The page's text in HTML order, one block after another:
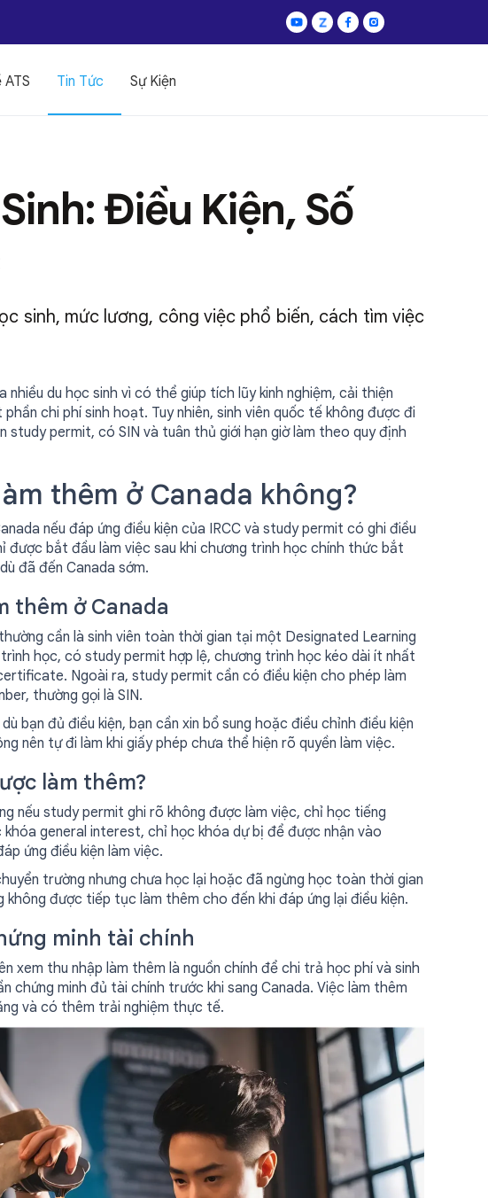
ATS Tin Tức Sự Kiện
Điều Kiện, Số
sinh, mức lương, công việc phổ biến, cách tìm việc
nhiều du học sinh vì có thể giúp tích lũy kinh nghiệm, cải thiện
chi phí sinh hoạt. Tuy nhiên, sinh viên quốc tế không được đi
study permit, có SIN và tuân thủ giới hạn giờ làm theo quy định
thêm ở Canada không?
nếu đáp ứng điều kiện của IRCC và study permit có ghi điều
được bắt đầu làm việc sau khi chương trình học chính thức bắt
đã đến Canada sớm.
thêm ở Canada
cần là sinh viên toàn thời gian tại một Designated Learning
học, có study permit hợp lệ, chương trình học kéo dài ít nhất
Ngoài ra, study permit cần có điều kiện cho phép làm
thường gọi là SIN.
bạn đủ điều kiện, bạn cần xin bổ sung hoặc điều chỉnh điều kiện
nên tự đi làm khi giấy phép chưa thể hiện rõ quyền làm việc.
làm thêm?
nếu study permit ghi rõ không được làm việc, chỉ học tiếng
general interest, chỉ học khóa dự bị để được nhận vào
ứng điều kiện làm việc.
trường nhưng chưa học lại hoặc đã ngừng học toàn thời gian
được tiếp tục làm thêm cho đến khi đáp ứng lại điều kiện.
minh tài chính
xem thu nhập làm thêm là nguồn chính để chi trả học phí và sinh
chứng minh đủ tài chính trước khi sang Canada. Việc làm thêm
và có thêm trải nghiệm thực tế.